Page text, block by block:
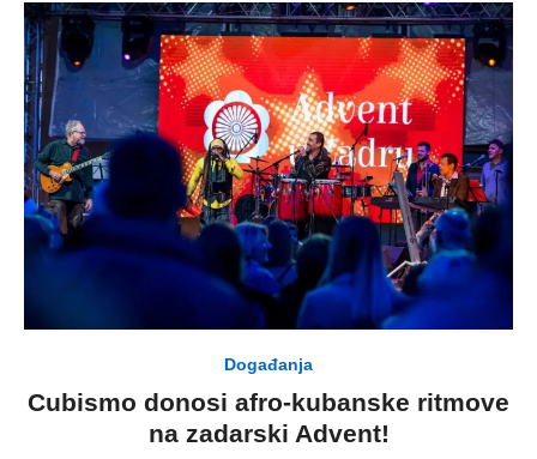
Događanja
Cubismo donosi afro-kubanske ritmove
na zadarski Advent!